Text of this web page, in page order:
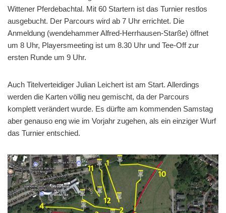
Wittener Pferdebachtal. Mit 60 Startern ist das Turnier restlos
ausgebucht. Der Parcours wird ab 7 Uhr errichtet. Die
Anmeldung (wendehammer Alfred-Herrhausen-Starße) öffnet
um 8 Uhr, Playersmeeting ist um 8.30 Uhr und Tee-Off zur
ersten Runde um 9 Uhr.
Auch Titelverteidiger Julian Leichert ist am Start. Allerdings
werden die Karten völlig neu gemischt, da der Parcours
komplett verändert wurde. Es dürfte am kommenden Samstag
aber genauso eng wie im Vorjahr zugehen, als ein einziger Wurf
das Turnier entschied.